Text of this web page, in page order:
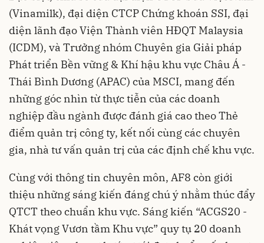
(Vinamilk), đại diện CTCP Chứng khoán SSI, đại
diện lãnh đạo Viện Thành viên HĐQT Malaysia
(ICDM), và Trưởng nhóm Chuyên gia Giải pháp
Phát triển Bền vững & Khí hậu khu vực Châu Á -
Thái Bình Dương (APAC) của MSCI, mang đến
những góc nhìn từ thực tiễn của các doanh
nghiệp đầu ngành được đánh giá cao theo Thẻ
điểm quản trị công ty, kết nối cùng các chuyên
gia, nhà tư vấn quản trị của các định chế khu vực.
Cùng với thông tin chuyên môn, AF8 còn giới
thiệu những sáng kiến đáng chú ý nhằm thúc đẩy
QTCT theo chuẩn khu vực. Sáng kiến “ACGS20 -
Khát vọng Vươn tầm Khu vực” quy tụ 20 doanh